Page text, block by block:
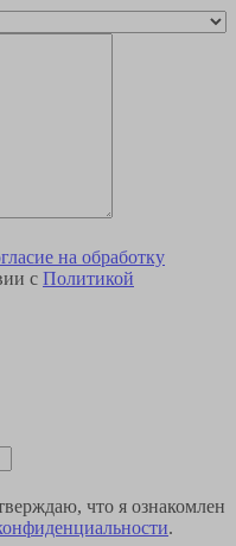
на обработку
с Политикой
что я ознакомлен
.